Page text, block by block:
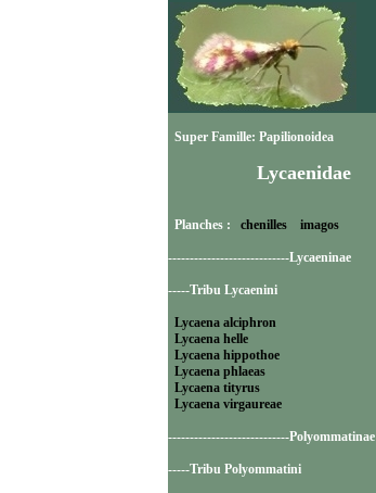
Super Famille: Papilionoidea
Lycaenidae
Planches : chenilles imagos
----------------------------Lycaeninae
-----Tribu Lycaenini
Lycaena alciphron
Lycaena helle
Lycaena hippothoe
Lycaena phlaeas
Lycaena tityrus
Lycaena virgaureae
----------------------------Polyommatinae
-----Tribu Polyommatini